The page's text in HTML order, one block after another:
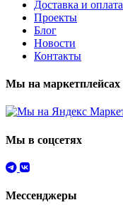
Доставка и оплата
Проекты
Блог
Новости
Контакты
Мы на маркетплейсах
Мы в соцсетях
Мессенджеры